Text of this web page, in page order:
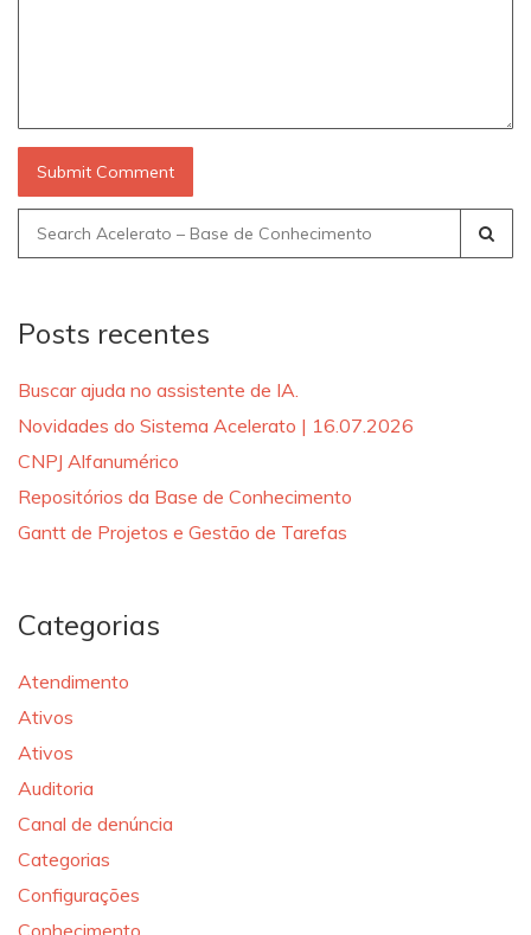
Search
for:
Posts recentes
Buscar ajuda no assistente de IA.
Novidades do Sistema Acelerato | 16.07.2026
CNPJ Alfanumérico
Repositórios da Base de Conhecimento
Gantt de Projetos e Gestão de Tarefas
Categorias
Atendimento
Ativos
Ativos
Auditoria
Canal de denúncia
Categorias
Configurações
Conhecimento